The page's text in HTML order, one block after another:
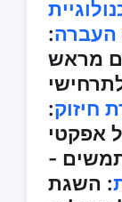
העברה:
מראש
חיזוק:
אפקטי
-
: השגת